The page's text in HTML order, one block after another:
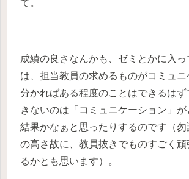
て。
成績の良さなんかも、ゼミとかに入
は、担当教員の求めるものがコミュ
分かればある程度のことはできるは
きないのは「コミュニケーション」
結果かなぁと思ったりするのです（勿
の高さ故に、教員抜きでものすごく
るかとも思います）。